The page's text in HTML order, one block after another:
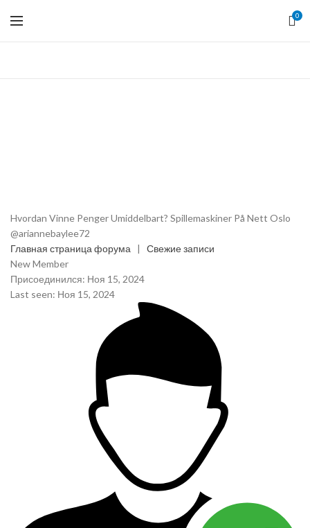
0
Hvordan Vinne Penger Umiddelbart? Spillemaskiner På Nett Oslo
@ariannebaylee72
Главная страница форума | Свежие записи
New Member
Присоединился: Ноя 15, 2024
Last seen: Ноя 15, 2024